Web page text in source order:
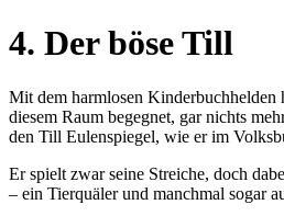
4. Der böse Till
Mit dem harmlosen Kinderbuchhelden
diesem Raum begegnet, gar nichts
den Till Eulenspiegel, wie er im
Er spielt zwar seine Streiche, doch
– ein Tierquäler und manchmal sogar